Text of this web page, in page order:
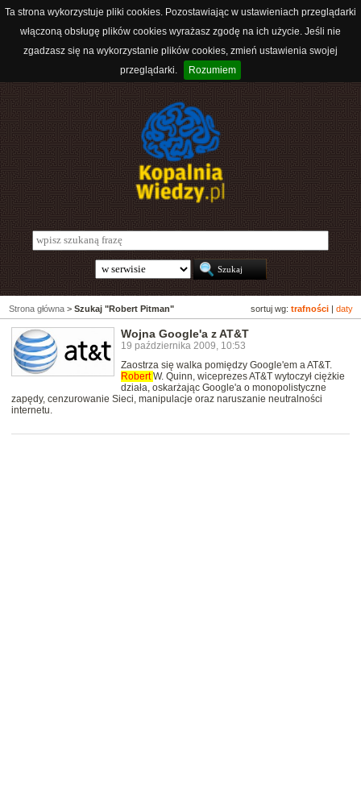
Ta strona wykorzystuje pliki cookies. Pozostawiając w ustawieniach przeglądarki
włączoną obsługę plików cookies wyrażasz zgodę na ich użycie. Jeśli nie
zgadzasz się na wykorzystanie plików cookies, zmień ustawienia swojej
przeglądarki.
Rozumiem
sortuj wg: trafności daty
Strona główna > Szukaj "Robert Pitman"
Wojna Google'a z AT&T
19 października 2009, 10:53
Zaostrza się walka pomiędzy Google'em a AT&T.
RobertW. Quinn, wiceprezes AT&T wytoczył ciężkie
działa, oskarżając Google'a o monopolistyczne
zapędy, cenzurowanie Sieci, manipulacje oraz naruszanie neutralności
internetu.